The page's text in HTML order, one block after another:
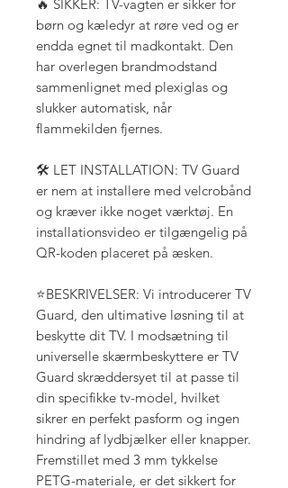
🔥 SIKKER: TV-vagten er sikker for
børn og kæledyr at røre ved og er
endda egnet til madkontakt. Den
har overlegen brandmodstand
sammenlignet med plexiglas og
slukker automatisk, når
flammekilden fjernes.
🛠️ LET INSTALLATION: TV Guard
er nem at installere med velcrobånd
og kræver ikke noget værktøj. En
installationsvideo er tilgængelig på
QR-koden placeret på æsken.
⭐BESKRIVELSER: Vi introducerer TV
Guard, den ultimative løsning til at
beskytte dit TV. I modsætning til
universelle skærmbeskyttere er TV
Guard skræddersyet til at passe til
din specifikke tv-model, hvilket
sikrer en perfekt pasform og ingen
hindring af lydbjælker eller knapper.
Fremstillet med 3 mm tykkelse
PETG-materiale, er det sikkert for